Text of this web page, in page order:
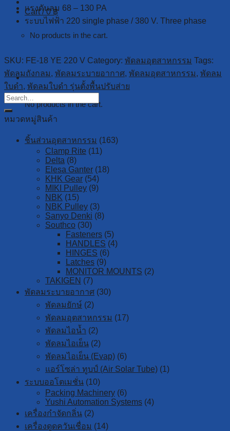
Cart /0฿
No products in the cart.
Cart
No products in the cart.
แรงดันลม 68 – 130 PA
ระบบไฟฟ้า 220 single phase / 380 V. Three phase
SKU: FE-18 YE 220 V Category: พัดลมอุตสาหกรรม Tags:
พัดลมถังกลม, พัดลมระบายอากาศ, พัดลมอุตสาหกรรม, พัดลม
ใบดำ, พัดลมใบดำ รุ่นตั้งพื้นปรับส่าย
หมวดหมู่สินค้า
ชิ้นส่วนอุตสาหกรรม (163)
Clamp Rite (11)
Delta (8)
Elesa Ganter (18)
KHK Gear (54)
MIKI Pulley (9)
NBK (15)
NBK Pulley (3)
Sanyo Denki (8)
Southco (30)
Fasteners (5)
HANDLES (4)
HINGES (6)
Latches (9)
MONITOR MOUNTS (2)
TAKIGEN (7)
พัดลมระบายอากาศ (30)
พัดลมยักษ์ (2)
พัดลมอุตสาหกรรม (17)
พัดลมไอน้ำ (2)
พัดลมไอเย็น (2)
พัดลมไอเย็น (Evap) (6)
แอร์โซล่า ทูบป์ (Air Solar Tube) (1)
ระบบออโตเมชั่น (10)
Packing Machinery (6)
Yushi Automation Systems (4)
เครื่องกำจัดกลิ่น (2)
เครื่องดูดควันเชื่อม (14)